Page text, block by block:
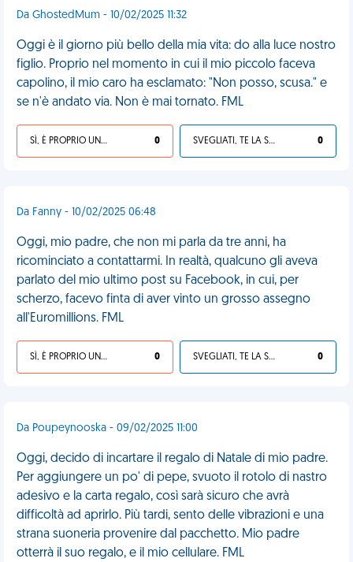
Da GhostedMum - 10/02/2025 11:32
Oggi è il giorno più bello della mia vita: do alla luce nostro
figlio. Proprio nel momento in cui il mio piccolo faceva
capolino, il mio caro ha esclamato: "Non posso, scusa." e
se n'è andato via. Non è mai tornato. FML
SÌ, È PROPRIO UNA VDM! 0 SVEGLIATI, TE LA SEI CERCATA! 0
Da Fanny - 10/02/2025 06:48
Oggi, mio padre, che non mi parla da tre anni, ha
ricominciato a contattarmi. In realtà, qualcuno gli aveva
parlato del mio ultimo post su Facebook, in cui, per
scherzo, facevo finta di aver vinto un grosso assegno
all'Euromillions. FML
SÌ, È PROPRIO UNA VDM! 0 SVEGLIATI, TE LA SEI CERCATA! 0
Da Poupeynooska - 09/02/2025 11:00
Oggi, decido di incartare il regalo di Natale di mio padre.
Per aggiungere un po' di pepe, svuoto il rotolo di nastro
adesivo e la carta regalo, così sarà sicuro che avrà
difficoltà ad aprirlo. Più tardi, sento delle vibrazioni e una
strana suoneria provenire dal pacchetto. Mio padre
otterrà il suo regalo, e il mio cellulare. FML